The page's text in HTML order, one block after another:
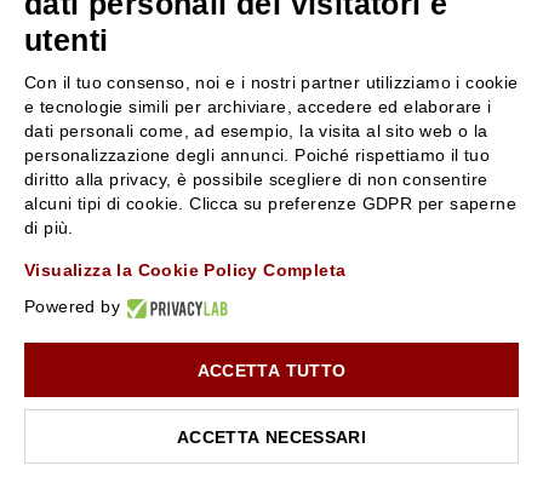
SERVIZIO CLIENTI
Resi e rimborsi
Pagamenti
Spedizione
Condizioni generali di vendita
Privacy Policy
Chi siamo
Contattaci
Negozi
Attiva la Rossi Card
Lavora con noi
Rossi Profumi Spa - Via Emilia Santo Stefano 9, 42121 Reggio Emilia - CF e
P.IVA 01351170350 - REA RE-179054 Cap.Soc. € 120.000,00 i.v. - PEC
10% di Sconto sul primo ordine!*
Iscriviti alla newsletter e rimani aggiornato con le novità e
le promozioni Rossi Profumi.
*Il Buono non si applica su Articoli in Promozione
utenti
Con il tuo consenso, noi e i nostri partner utilizziamo i cookie
e tecnologie simili per archiviare, accedere ed elaborare i
dati personali come, ad esempio, la visita al sito web o la
personalizzazione degli annunci. Poiché rispettiamo il tuo
diritto alla privacy, è possibile scegliere di non consentire
alcuni tipi di cookie. Clicca su preferenze GDPR per saperne
di più.
Visualizza la Cookie Policy Completa
Powered by
ACCETTA TUTTO
ACCETTA NECESSARI